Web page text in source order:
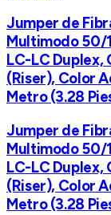
Jumper de
Multimodo 50/
LC-LC Duplex,
(Riser), Color
Metro (3.28
Jumper de
Multimodo 50/
LC-LC Duplex,
(Riser), Color
Metro (3.28